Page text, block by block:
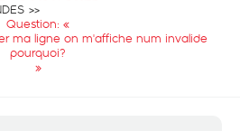
Question: «
ma ligne on m'affiche num invalide
pourquoi?
»